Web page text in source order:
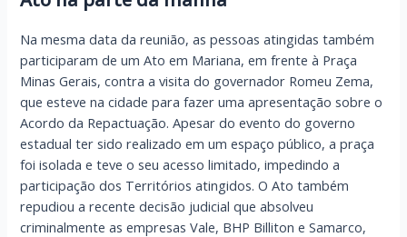
Na mesma data da reunião, as pessoas atingidas também
participaram de um Ato em Mariana, em frente à Praça
Minas Gerais, contra a visita do governador Romeu Zema,
que esteve na cidade para fazer uma apresentação sobre o
Acordo da Repactuação. Apesar do evento do governo
estadual ter sido realizado em um espaço público, a praça
foi isolada e teve o seu acesso limitado, impedindo a
participação dos Territórios atingidos. O Ato também
repudiou a recente decisão judicial que absolveu
criminalmente as empresas Vale, BHP Billiton e Samarco,